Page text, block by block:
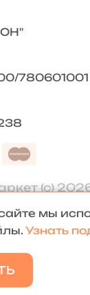
780601001
(с)
мы
Узнать